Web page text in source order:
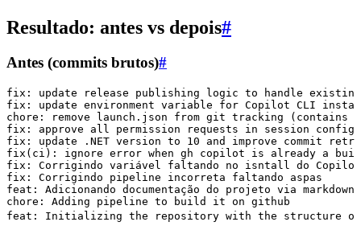
Resultado: antes vs depois#
Antes (commits brutos)#
fix: update release publishing logic to handle
fix: update environment variable for Copilot CLI
chore: remove launch.json from git tracking (contains
fix: approve all permission requests in session
fix: update .NET version to 10 and improve commit
fix(ci): ignore error when gh copilot is already a built-
fix: Corrigindo variável faltando no isntall do Copilot
fix: Corrigindo pipeline incorreta faltando aspas
feat: Adicionando documentação do projeto via markdown
chore: Adding pipeline to build it on github
feat: Initializing the repository with the structure of